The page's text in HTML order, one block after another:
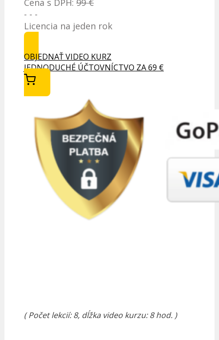
- - -
Licencia na jeden rok
OBJEDNAŤ VIDEO KURZ
JEDNODUCHÉ ÚČTOVNÍCTVO ZA 69 €
( Počet lekcií: 8, dĺžka video kurzu: 8 hod. )